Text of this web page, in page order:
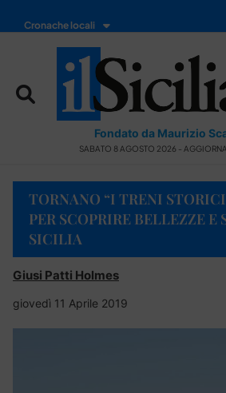
Cronache locali
Fondato da Maurizio
SABATO 8 AGOSTO 2026 -
TORNANO “I TRENI
PER SCOPRIRE BELLEZZE E
SICILIA
Giusi Patti Holmes
giovedì 11 Aprile 2019